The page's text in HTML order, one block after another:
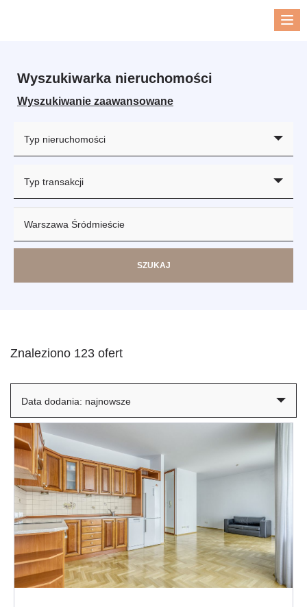
Wyszukiwarka nieruchomości
Wyszukiwanie zaawansowane
Typ nieruchomości
Typ transakcji
Znaleziono 123 ofert
Data dodania: najnowsze